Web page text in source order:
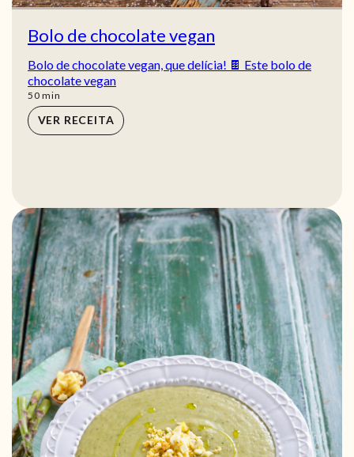
Bolo de chocolate vegan
Bolo de chocolate vegan, que delícia! 🍫 Este bolo de
chocolate vegan
50min
min
VER RECEITA